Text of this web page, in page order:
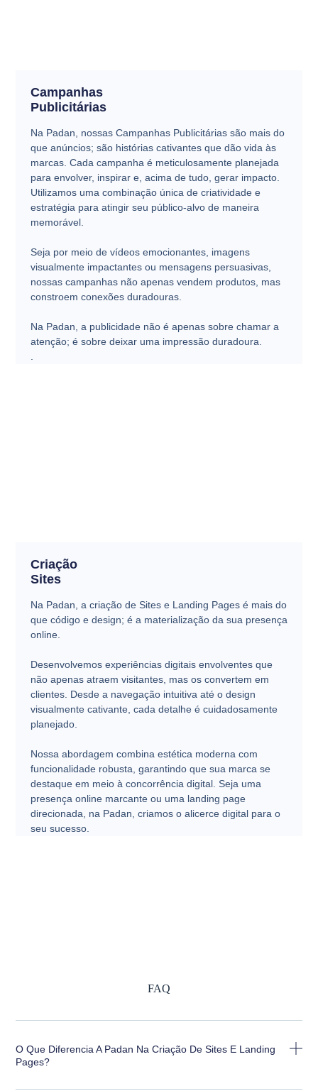
Campanhas
Publicitárias
Na Padan, nossas Campanhas Publicitárias são mais do
que anúncios; são histórias cativantes que dão vida às
marcas. Cada campanha é meticulosamente planejada
para envolver, inspirar e, acima de tudo, gerar impacto.
Utilizamos uma combinação única de criatividade e
estratégia para atingir seu público-alvo de maneira
memorável.
Seja por meio de vídeos emocionantes, imagens
visualmente impactantes ou mensagens persuasivas,
nossas campanhas não apenas vendem produtos, mas
constroem conexões duradouras.
Na Padan, a publicidade não é apenas sobre chamar a
atenção; é sobre deixar uma impressão duradoura.
Criação
Sites
Na Padan, a criação de Sites e Landing Pages é mais do
que código e design; é a materialização da sua presença
online.
Desenvolvemos experiências digitais envolventes que
não apenas atraem visitantes, mas os convertem em
clientes. Desde a navegação intuitiva até o design
visualmente cativante, cada detalhe é cuidadosamente
planejado.
Nossa abordagem combina estética moderna com
funcionalidade robusta, garantindo que sua marca se
destaque em meio à concorrência digital. Seja uma
presença online marcante ou uma landing page
direcionada, na Padan, criamos o alicerce digital para o
seu sucesso.
FAQ
O Que Diferencia A Padan Na Criação De Sites E Landing
Pages?